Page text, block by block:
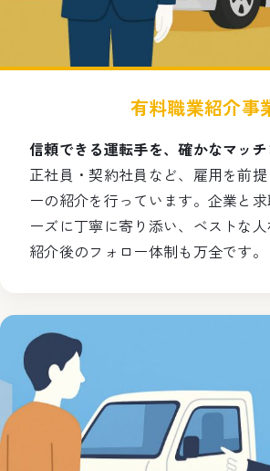
有料職業紹介事
信頼できる運転手を、確かなマッチ
正社員・契約社員など、雇用を前
ーの紹介を行っています。企業と
ーズに丁寧に寄り添い、ベストな人
紹介後のフォロー体制も万全です。